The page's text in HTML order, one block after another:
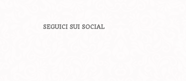
SEGUICI SUI SOCIAL